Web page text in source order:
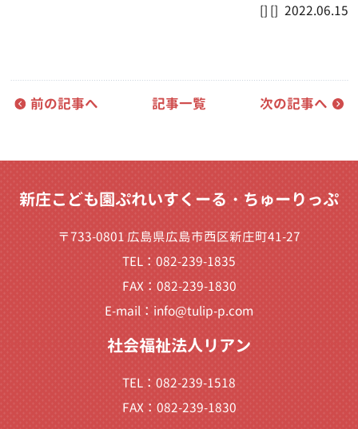
2022.06.15
前の記事へ 記事一覧 次の記事へ
新庄こども園ぷれいすくーる・ちゅーりっぷ
〒733-0801 広島県広島市西区新庄町41-27
TEL：082-239-1835
FAX：082-239-1830
E-mail： info@tulip-p.com
社会福祉法人リアン
TEL：082-239-1518
FAX：082-239-1830